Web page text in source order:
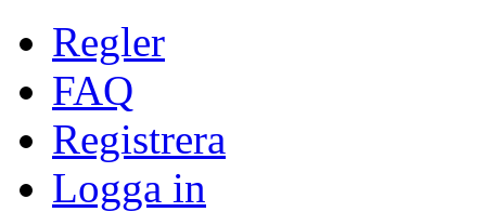
Regler
FAQ
Registrera
Logga in